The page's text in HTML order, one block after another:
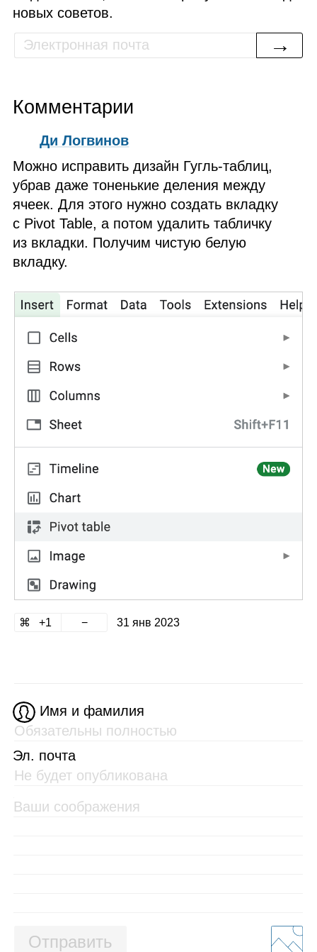
новых советов.
→
Комментарии
Ди Логвинов
Можно исправить дизайн Гугль‑таблиц,
убрав даже тоненькие деления между
ячеек. Для этого нужно создать вкладку
с Pivot Table, а потом удалить табличку
из вкладки. Получим чистую белую
вкладку.
1 31 янв 2023
Имя и фамилия
Эл. почта
Отправить